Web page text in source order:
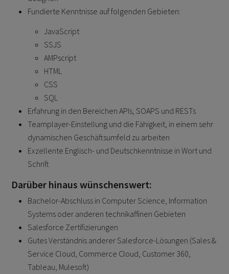
Fundierte Kenntnisse auf folgenden Gebieten:
JavaScript
SSJS
AMPscript
HTML
CSS
SQL
Erfahrung in den Bereichen APIs, SOAPS und RESTs
Teamplayer-Einstellung und die Fähigkeit, in einem sehr
dynamischen Geschäftsumfeld zu arbeiten
Exzellente Englisch- und Deutschkenntnisse in Wort und
Schrift
Darüber hinaus wünschenswert:
Bachelor-Abschluss in Computer Science, Information
Systems oder anderen technikaffinen Gebieten
Salesforce Zertifizierungen
Gutes Verständnis anderer Salesforce-Lösungen (Sales &
Service Cloud, Commerce Cloud, Customer 360,
Tableau, Mulesoft)